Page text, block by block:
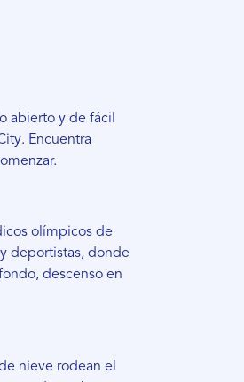
abierto y de fácil
Encuentra
olímpicos de
deportistas, donde
descenso en
nieve rodean el